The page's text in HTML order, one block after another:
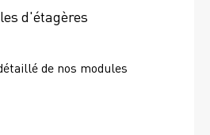
d'étagères
de nos modules